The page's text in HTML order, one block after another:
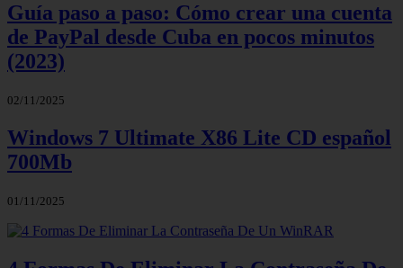
Guía paso a paso: Cómo crear una cuenta
de PayPal desde Cuba en pocos minutos
(2023)
02/11/2025
Windows 7 Ultimate X86 Lite CD español
700Mb
01/11/2025